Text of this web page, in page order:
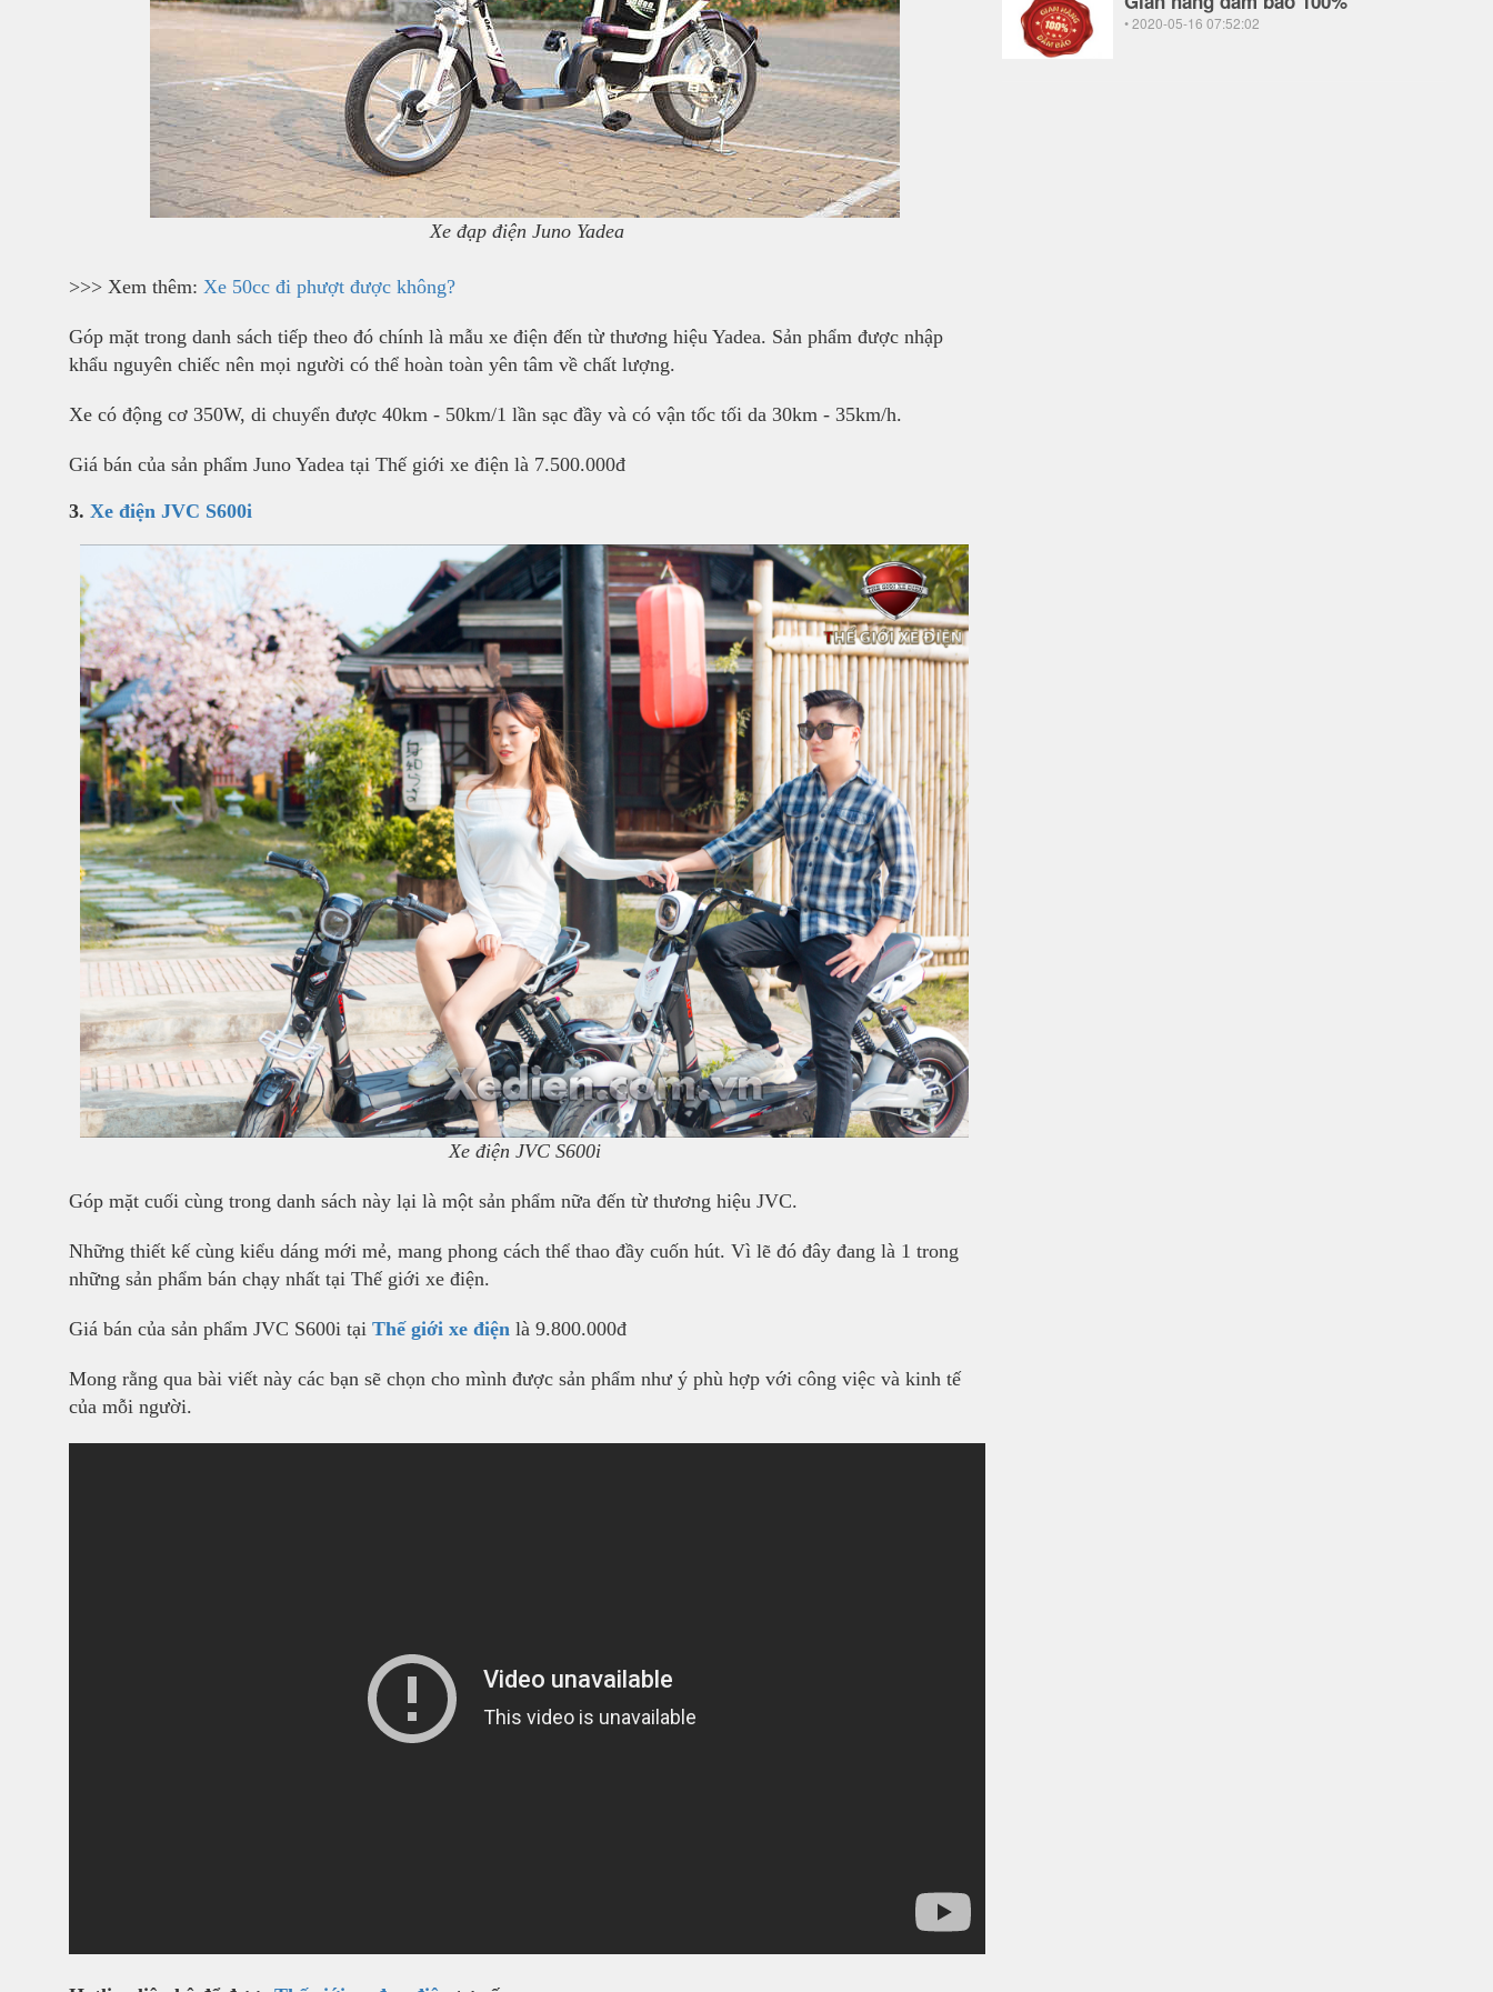
Xe đạp điện Juno Yadea
>>> Xem thêm: Xe 50cc đi phượt được không?
Góp mặt trong danh sách tiếp theo đó chính là mẫu xe điện đến từ thương hiệu Yadea. Sản phẩm được nhập
khẩu nguyên chiếc nên mọi người có thể hoàn toàn yên tâm về chất lượng.
Xe có động cơ 350W, di chuyển được 40km - 50km/1 lần sạc đầy và có vận tốc tối da 30km - 35km/h.
Giá bán của sản phẩm Juno Yadea tại Thế giới xe điện là 7.500.000đ
3. Xe điện JVC S600i
Xe điện JVC S600i
Góp mặt cuối cùng trong danh sách này lại là một sản phẩm nữa đến từ thương hiệu JVC.
Những thiết kế cùng kiểu dáng mới mẻ, mang phong cách thể thao đầy cuốn hút. Vì lẽ đó đây đang là 1 trong
những sản phẩm bán chạy nhất tại Thế giới xe điện.
Giá bán của sản phẩm JVC S600i tại Thế giới xe điện là 9.800.000đ
Mong rằng qua bài viết này các bạn sẽ chọn cho mình được sản phẩm như ý phù hợp với công việc và kinh tế
của mỗi người.
• 2020-05-16 07:52:02